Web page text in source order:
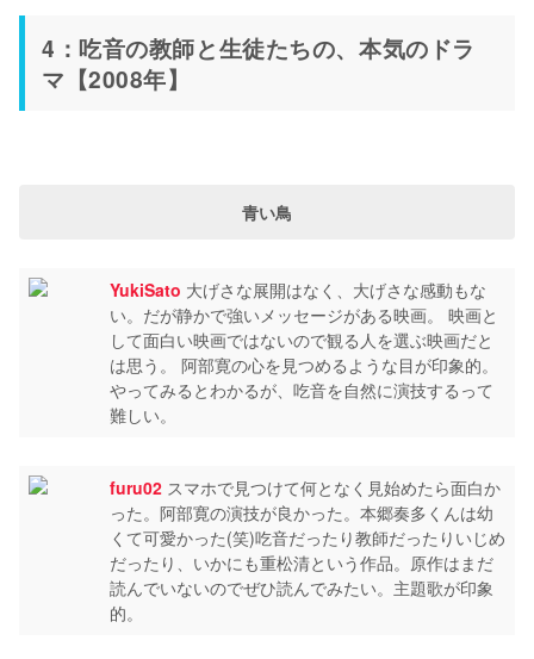
4：吃音の教師と生徒たちの、本気のドラ
マ【2008年】
青い鳥
YukiSato 大げさな展開はなく、大げさな感動もな
い。だが静かで強いメッセージがある映画。 映画と
して面白い映画ではないので観る人を選ぶ映画だと
は思う。 阿部寛の心を見つめるような目が印象的。
やってみるとわかるが、吃音を自然に演技するって
難しい。
furu02 スマホで見つけて何となく見始めたら面白か
った。阿部寛の演技が良かった。本郷奏多くんは幼
くて可愛かった(笑)吃音だったり教師だったりいじめ
だったり、いかにも重松清という作品。原作はまだ
読んでいないのでぜひ読んでみたい。主題歌が印象
的。